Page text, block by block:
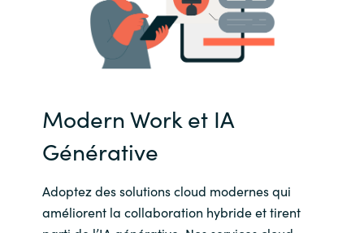
Modern Work et IA
Générative
Adoptez des solutions cloud modernes qui
améliorent la collaboration hybride et tirent